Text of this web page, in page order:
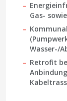
Gas-
Wasser-/
Retrofit